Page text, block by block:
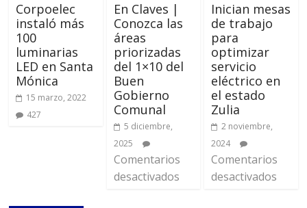
Corpoelec
instaló más
100
luminarias
LED en Santa
Mónica
15 marzo, 2022
427
En Claves |
Conozca las
áreas
priorizadas
del 1×10 del
Buen
Gobierno
Comunal
5 diciembre,
2025
Comentarios
desactivados
Inician mesas
de trabajo
para
optimizar
servicio
eléctrico en
el estado
Zulia
2 noviembre,
2024
Comentarios
desactivados